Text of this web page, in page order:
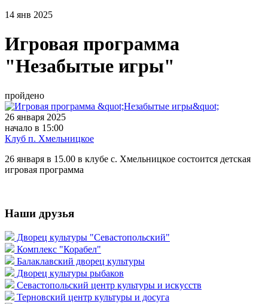
14 янв 2025
Игровая программа
"Незабытые игры"
пройдено
26 января 2025
начало в 15:00
Клуб п. Хмельницкое
26 января в 15.00 в клубе с. Хмельницкое состоится детская
игровая программа
Наши друзья
Дворец культуры "Севастопольский"
Комплекс "Корабел"
Балаклавский дворец культуры
Дворец культуры рыбаков
Севастопольский центр культуры и искусств
Терновский центр культуры и досуга